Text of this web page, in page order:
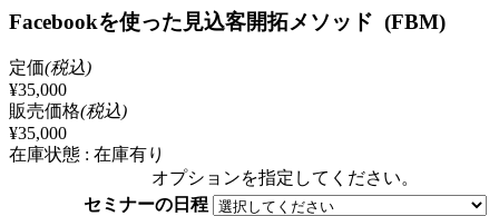
Facebookを使った見込客開拓メソッド (FBM)
定価(税込)
¥35,000
販売価格(税込)
¥35,000
在庫状態 : 在庫有り
オプションを指定してください。
セミナーの日程